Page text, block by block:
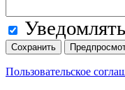
Пользовательское